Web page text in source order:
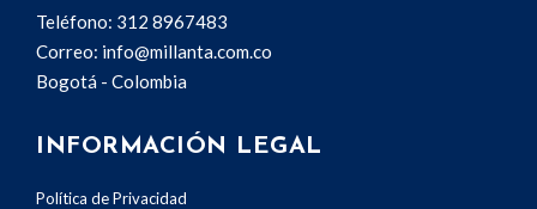
Teléfono: 312 8967483
Correo: info@millanta.com.co
Bogotá - Colombia
INFORMACIÓN LEGAL
Política de Privacidad